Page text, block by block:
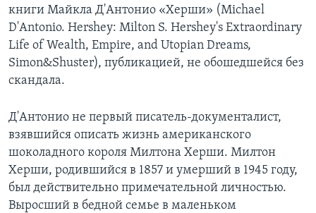
книги Майкла Д'Антонио «Херши» (Michael
D'Antonio. Hershey: Milton S. Hershey's Extraordinary
Life of Wealth, Empire, and Utopian Dreams,
Simon&Shuster), публикацией, не обошедшейся без
скандала.
Д'Антонио не первый писатель-документалист,
взявшийся описать жизнь американского
шоколадного короля Милтона Херши. Милтон
Херши, родившийся в 1857 и умерший в 1945 году,
был действительно примечательной личностью.
Выросший в бедной семье в маленьком